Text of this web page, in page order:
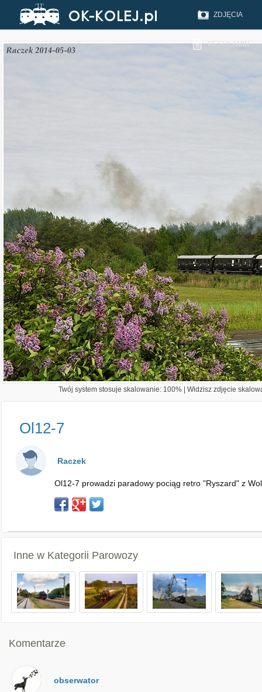
ZDJĘCIA
REGULAMIN
Twój system stosuje skalowanie: 100% | Widzisz zdjęcie
Ol12-7
Raczek
Ol12-7 prowadzi paradowy pociąg retro "Ryszard" z
Inne w Kategorii Parowozy
Komentarze
obserwator